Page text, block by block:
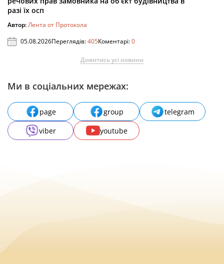
разі їх осп
Автор:Лента от Протокола
05.08.2026Переглядів:405Коментарі:0
Дивитись усі новини
Ми в соціальних мережах:
page group
telegram
viber
youtube